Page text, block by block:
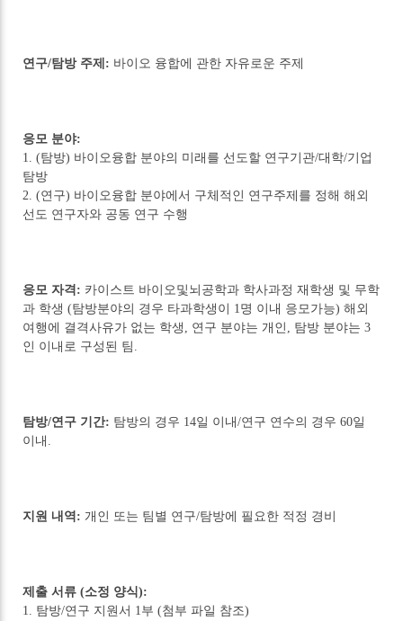
연구/탐방 주제: 바이오 융합에 관한 자유로운 주제
응모 분야:
1. (탐방) 바이오융합 분야의 미래를 선도할 연구기관/대학/기업
탐방
2. (연구) 바이오융합 분야에서 구체적인 연구주제를 정해 해외
선도 연구자와 공동 연구 수행
응모 자격: 카이스트 바이오및뇌공학과 학사과정 재학생 및 무학
과 학생 (탐방분야의 경우 타과학생이 1명 이내 응모가능) 해외
여행에 결격사유가 없는 학생, 연구 분야는 개인, 탐방 분야는 3
인 이내로 구성된 팀.
탐방/연구 기간: 탐방의 경우 14일 이내/연구 연수의 경우 60일
이내.
지원 내역: 개인 또는 팀별 연구/탐방에 필요한 적정 경비
제출 서류 (소정 양식):
1. 탐방/연구 지원서 1부 (첨부 파일 참조)